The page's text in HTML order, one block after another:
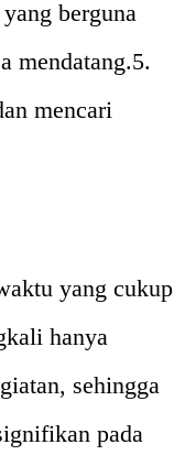
berguna
mendatang.5.
mencari
yang cukup
hanya
sehingga
pada